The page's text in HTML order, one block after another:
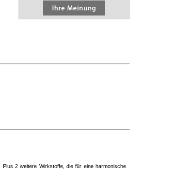
2 weitere Wirkstoffe, die für eine harmonische